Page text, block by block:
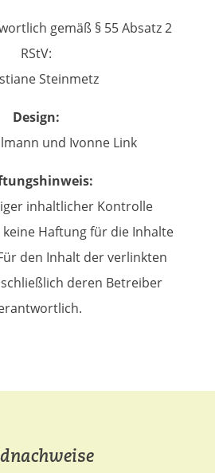
gemäß § 55 Absatz 2
RStV:
Steinmetz
Design:
und Ivonne Link
inhaltlicher Kontrolle
Haftung für die Inhalte
den Inhalt der verlinkten
deren Betreiber